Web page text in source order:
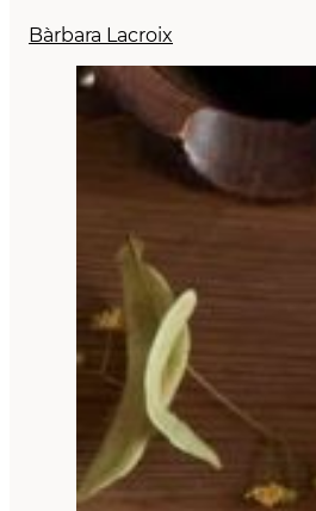
Bàrbara Lacroix